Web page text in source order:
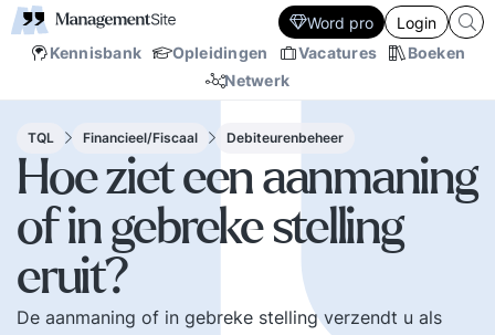
Kennisbank Opleidingen Vacatures
Boeken
Netwerk
Word pro Login
TQL Financieel/Fiscaal Debiteurenbeheer
Hoe ziet een aanmaning
of in gebreke stelling
eruit?
De aanmaning of in gebreke stelling verzendt u als